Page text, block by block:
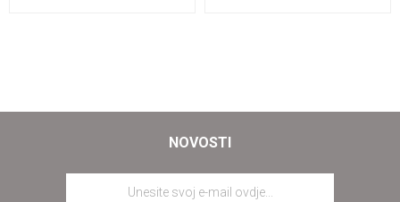
NOVOSTI